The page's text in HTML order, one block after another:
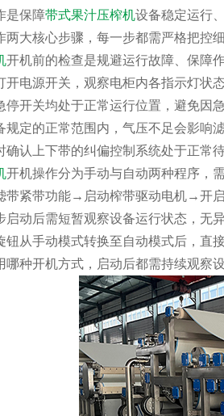
是保障带式果汁压榨机设备稳定运行
大核心步骤，每一步都需严格把控细
开机前的检查是规避运行故障、保障
开电源开关，观察电柜内各指示灯状
停开关均处于正常运行位置，避免因
规定的正常范围内，气压不足会影响
确认上下带的纠偏控制系统处于正常
开机操作分为手动与自动两种程序，
带紧带功能→启动榨带驱动电机→
启动后需短暂观察设备运行状态，无
钮从手动模式转换至自动模式后，直
哪种开机方式，启动后都需持续观察